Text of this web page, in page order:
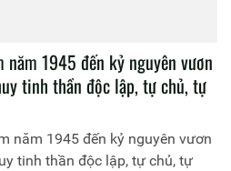
năm 1945 đến kỷ nguyên vươn
tinh thần độc lập, tự chủ, tự
năm 1945 đến kỷ nguyên vươn
tinh thần độc lập, tự chủ, tự